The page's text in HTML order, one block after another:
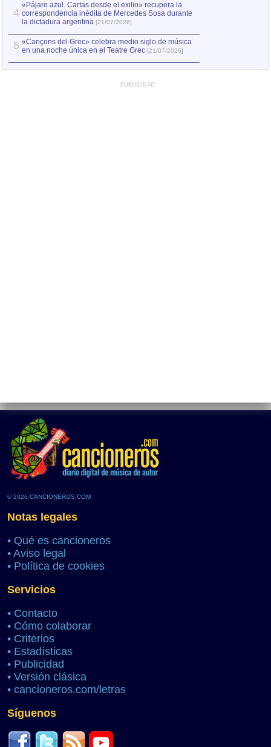
4
«Pájaro azul. Cartas desde el exilio» recupera la
correspondencia inédita de Mercedes Sosa durante
la dictadura argentina [21/07/2026]
5 «Cançons del Grec» celebra medio siglo de música
en una noche única en el Teatre Grec [21/07/2026]
PUBLICIDAD
© 2026 CANCIONEROS.COM
Notas legales
• Qué es cancioneros
• Aviso legal
• Política de cookies
Servicios
• Contacto
• Cómo colaborar
• Criterios
• Estadísticas
• Publicidad
• Versión clásica
• cancioneros.com/letras
Síguenos